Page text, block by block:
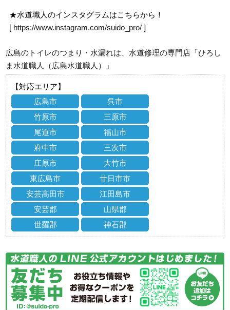
★水道職人のインスタグラムはこちらから！
[ https://www.instagram.com/suido_pro/ ]
広島のトイレのつまり・水漏れは、水道修理の専門店「ひろし
ま水道職人（広島水道職人）」
【対応エリア】
広島市
呉市
竹原市
三原市
尾道市
福山市
府中市
三次市
庄原市
大竹市
東広島市
廿日市市
安芸高田市
江田島市
安芸郡
山県郡
世羅郡
神石郡